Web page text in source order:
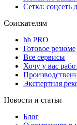
Сетка: соцсеть
Соискателям
hh PRO
Готовое резюме
Все сервисы
Хочу у вас
Экспертная
Новости и статьи
Блог